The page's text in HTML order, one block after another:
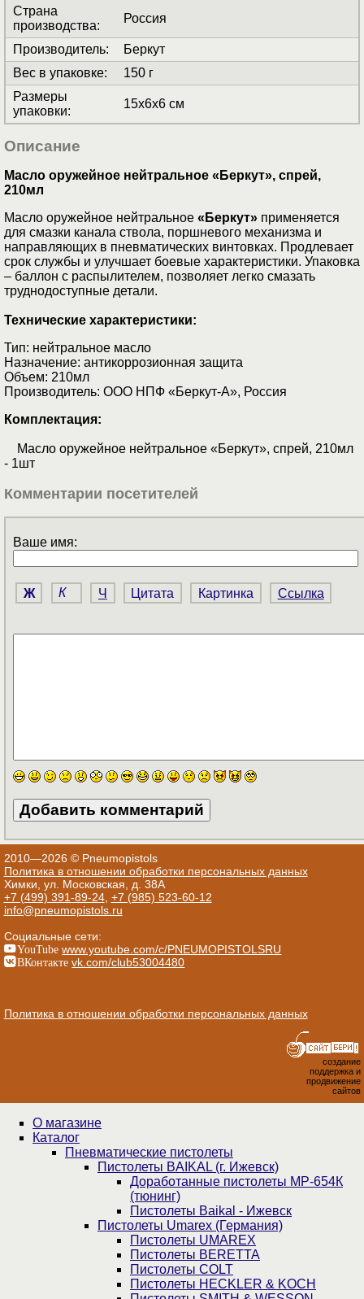
Страна
производства:
Россия
Производитель:
Беркут
Вес в упаковке:
150 г
Размеры
упаковки:
15x6x6 см
Описание
Масло оружейное нейтральное «Беркут», спрей,
210мл
Масло оружейное нейтральное «Беркут» применяется
для смазки канала ствола, поршневого механизма и
направляющих в пневматических винтовках. Продлевает
срок службы и улучшает боевые характеристики. Упаковка
– баллон с распылителем, позволяет легко смазать
труднодоступные детали.
Технические характеристики:
Тип: нейтральное масло
Назначение: антикоррозионная защита
Объем: 210мл
Производитель: ООО НПФ «Беркут-А», Россия
Комплектация:
Масло оружейное нейтральное «Беркут», спрей, 210мл
- 1шт
Комментарии посетителей
Ваше имя:
Ж К Ч Цитата Картинка Ссылка
2010—2026 © Pneumopistols
Политика в отношении обработки персональных данных
Химки, ул. Московская, д. 38А
+7 (499) 391-89-24, +7 (985) 523-60-12
info@pneumopistols.ru
Социальные сети:
YouTube www.youtube.com/c/PNEUMOPISTOLSRU
ВКонтакте vk.com/club53004480
Политика в отношении обработки персональных данных
создание
поддержка и
продвижение
сайтов
О магазине
Каталог
Пнев­ма­ти­чес­кие пистолеты
Пистолеты BAIKAL (г. Ижевск)
Доработанные пистолеты МР-654К
(тюнинг)
Пистолеты Baikal - Ижевск
Пистолеты Umarex (Германия)
Пистолеты UMAREX
Пистолеты BERETTA
Пистолеты COLT
Пистолеты HECKLER & KOCH